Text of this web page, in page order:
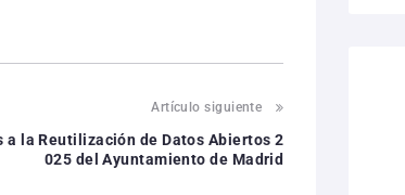
Artículo siguiente
a la Reutilización de Datos Abiertos 2
025 del Ayuntamiento de Madrid